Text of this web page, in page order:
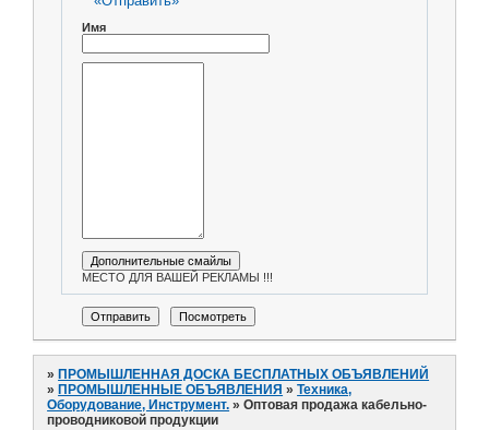
Имя
МЕСТО ДЛЯ ВАШЕЙ РЕКЛАМЫ !!!
»ПРОМЫШЛЕННАЯ ДОСКА БЕСПЛАТНЫХ ОБЪЯВЛЕНИЙ
»ПРОМЫШЛЕННЫЕ ОБЪЯВЛЕНИЯ »Техника,
Оборудование, Инструмент. »Оптовая продажа кабельно-
проводниковой продукции